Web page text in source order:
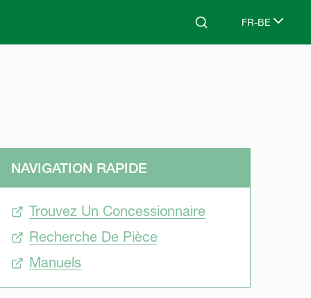
Search FR-BE
Select
NAVIGATION RAPIDE
Trouvez Un Concessionnaire
Recherche De Pièce
Manuels